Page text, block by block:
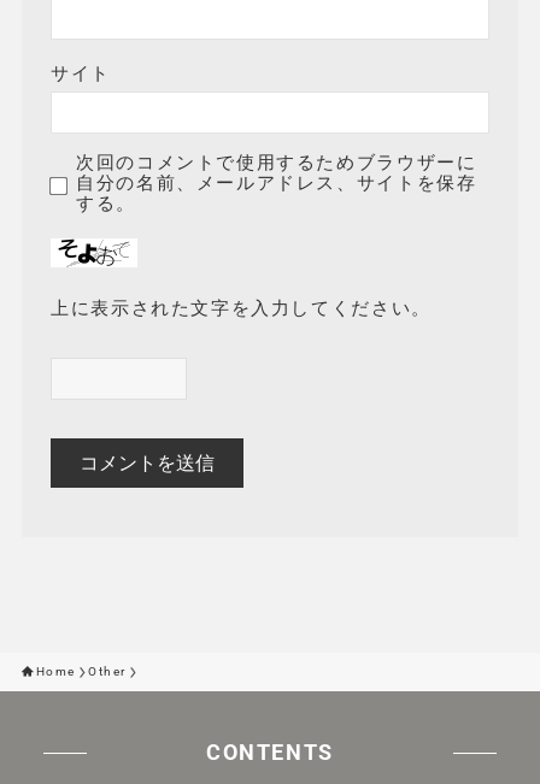
サイト
次回のコメントで使用するためブラウザーに
自分の名前、メールアドレス、サイトを保存
する。
上に表示された文字を入力してください。
Home Other
CONTENTS